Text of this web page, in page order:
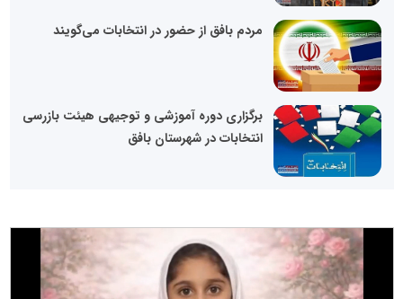
مردم بافق از حضور در انتخابات می‌گویند
برگزاری دوره آموزشی و توجیهی هیئت بازرسی
انتخابات در شهرستان بافق